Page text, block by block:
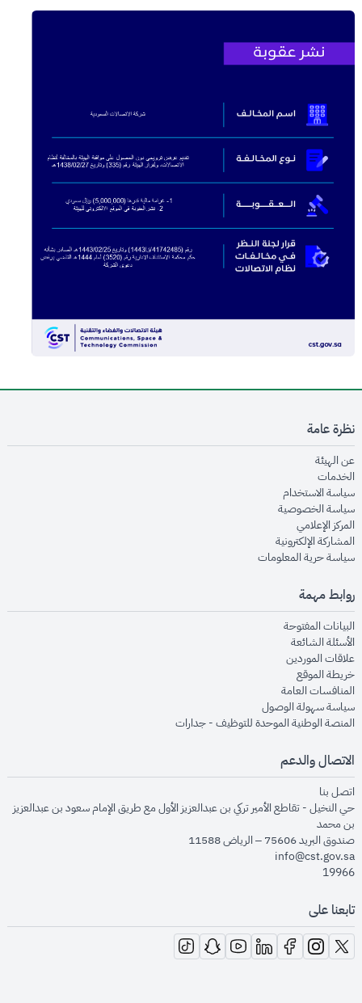
نظرة عامة
عن الهيئةopens in new window
الخدماتopens in new window
سياسة الاستخدام
سياسة الخصوصيةopens in new window
المركز الإعلاميopens in new window
المشاركة الإلكترونيةopens in new window
سياسة حرية المعلوماتopens in new window
روابط مهمة
البيانات المفتوحةopens in new window
الأسئلة الشائعةopens in new window
علاقات الموردينopens in new window
خريطة الموقعopens in new window
المنافسات العامةopens in new window
سياسة سهولة الوصولopens in new window
المنصة الوطنية الموحدة للتوظيف - جداراتopens in new window
الاتصال والدعم
اتصل بنا
حي النخيل - تقاطع الأمير تركي بن عبدالعزيز الأول مع طريق الإمام سعود بن عبدالعزيز
بن محمد
صندوق البريد 75606 – الرياض 11588
info@cst.gov.sa
19966
تابعنا على
opens in new window
opens in new window
opens in new window
opens in new window
opens in new window
opens in new window
opens in new window